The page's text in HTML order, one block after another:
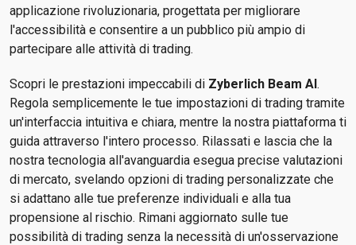
applicazione rivoluzionaria, progettata per migliorare
l'accessibilità e consentire a un pubblico più ampio di
partecipare alle attività di trading.
Scopri le prestazioni impeccabili di Zyberlich Beam AI.
Regola semplicemente le tue impostazioni di trading tramite
un'interfaccia intuitiva e chiara, mentre la nostra piattaforma ti
guida attraverso l'intero processo. Rilassati e lascia che la
nostra tecnologia all'avanguardia esegua precise valutazioni
di mercato, svelando opzioni di trading personalizzate che
si adattano alle tue preferenze individuali e alla tua
propensione al rischio. Rimani aggiornato sulle tue
possibilità di trading senza la necessità di un'osservazione